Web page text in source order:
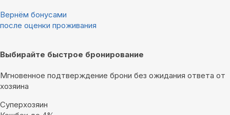
Вернём бонусами
после оценки проживания
Выбирайте быстрое бронирование
Мгновенное подтверждение брони без ожидания ответа от
хозяина
Суперхозяин